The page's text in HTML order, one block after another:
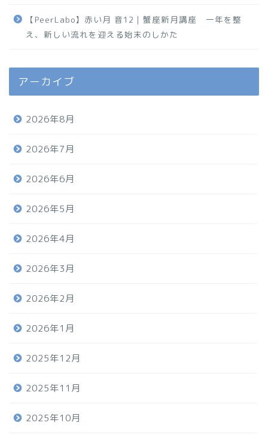
【PeerLabo】赤い月 音12｜蟹座新月講座 一年を整
え、新しい流れを迎える始末のしかた
アーカイブ
2026年8月
2026年7月
2026年6月
2026年5月
2026年4月
2026年3月
2026年2月
2026年1月
2025年12月
2025年11月
2025年10月